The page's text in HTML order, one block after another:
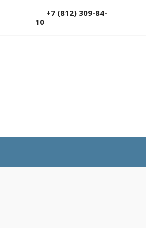
+7 (812) 309-84-
10